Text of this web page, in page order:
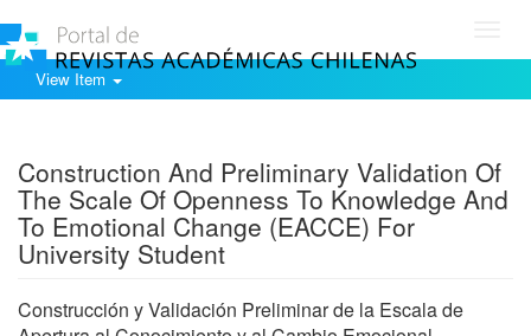
View Item
Construction And Preliminary Validation Of
The Scale Of Openness To Knowledge And
To Emotional Change (EACCE) For
University Student
Construcción y Validación Preliminar de la Escala de